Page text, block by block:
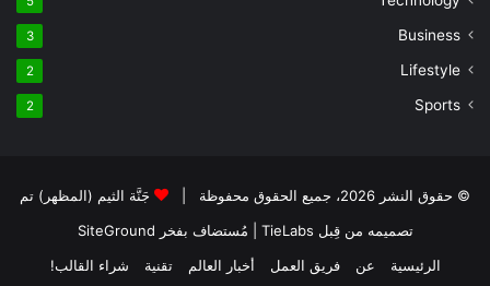
Business
3
Lifestyle
2
Sports
2
© حقوق النشر 2026، جميع الحقوق محفوظة |
جَنَّة الثيم (المظهر) تم
تصميمه من قِبل TieLabs
| مُستضاف بفخر SiteGround
الرئيسية
عن فريق العمل أخبار العالم تقنية شراء القالب!